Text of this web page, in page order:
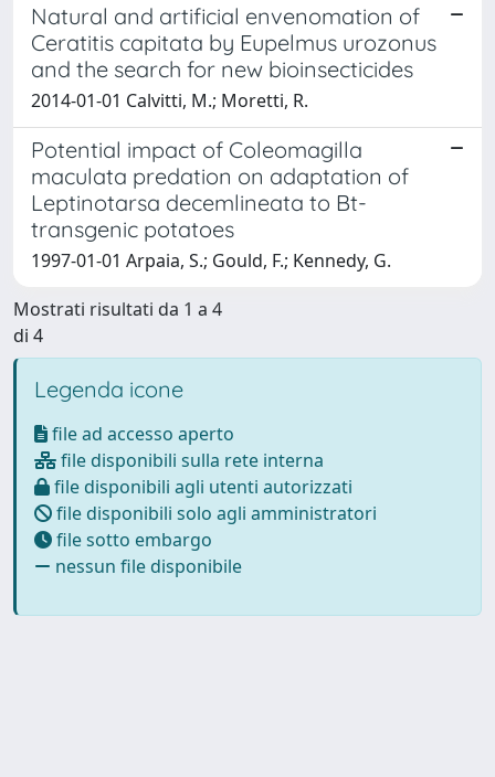
Natural and artificial envenomation of
Ceratitis capitata by Eupelmus urozonus
and the search for new bioinsecticides
2014-01-01 Calvitti, M.; Moretti, R.
Potential impact of Coleomagilla
maculata predation on adaptation of
Leptinotarsa decemlineata to Bt-
transgenic potatoes
1997-01-01 Arpaia, S.; Gould, F.; Kennedy, G.
Mostrati risultati da 1 a 4
di 4
Legenda icone
file ad accesso aperto
file disponibili sulla rete interna
file disponibili agli utenti autorizzati
file disponibili solo agli amministratori
file sotto embargo
nessun file disponibile